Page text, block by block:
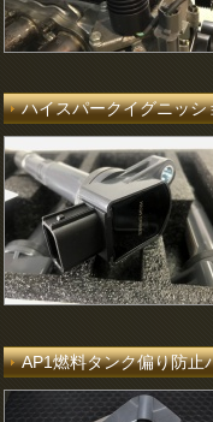
ハイスパークイグニッ
AP1燃料タンク偏り防